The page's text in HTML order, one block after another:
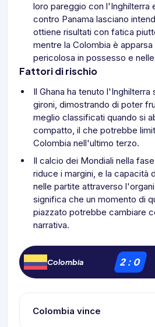
loro pareggio con l'Inghilterra
contro Panama lasciano
ottiene risultati con fatica
mentre la Colombia è
pericolosa in possesso e
Fattori di rischio
Il Ghana ha tenuto
gironi, dimostrando di poter
meglio classificati quando si
compatto, il che potrebbe
Colombia nell'ultimo terzo.
Il calcio dei Mondiali nella
riduce i margini, e la capacità
nelle partite attraverso
significa che un momento di
piazzato potrebbe cambiare
narrativa.
Colombia 2:0
Colombia vince